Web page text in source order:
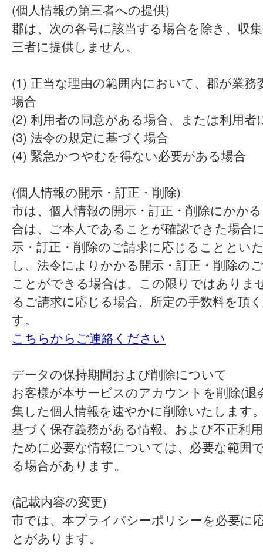
(個人情報の第三者への提供)
郡は、次の各号に該当する場合を除き、収
三者に提供しません。
(1) 正当な理由の範囲内において、郡が業務
場合
(2) 利用者の同意がある場合、または利用者
(3) 法令の規定に基づく場合
(4) 緊急かつやむを得ない必要がある場合
(個人情報の開示・訂正・削除)
市は、個人情報の開示・訂正・削除にかか
合は、ご本人であることが確認できた場合
示・訂正・削除のご請求に応じることとい
し、法令によりかかる開示・訂正・削除の
ことができる場合は、この限りではありま
るご請求に応じる場合、所定の手数料を頂
す。
こちらからご連絡ください
データの保持期間および削除について
お客様が本サービスのアカウントを削除(退
集した個人情報を速やかに削除いたします
基づく保存義務がある情報、および不正利
ために必要な情報については、必要な範囲
る場合があります。
(記載内容の変更)
市では、本プライバシーポリシーを必要に
とがあります。